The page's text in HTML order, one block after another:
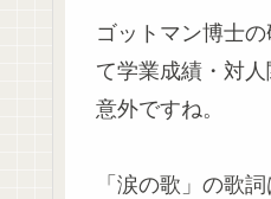
ゴットマン博士
て学業成績・対
意外ですね。
「涙の歌」の歌